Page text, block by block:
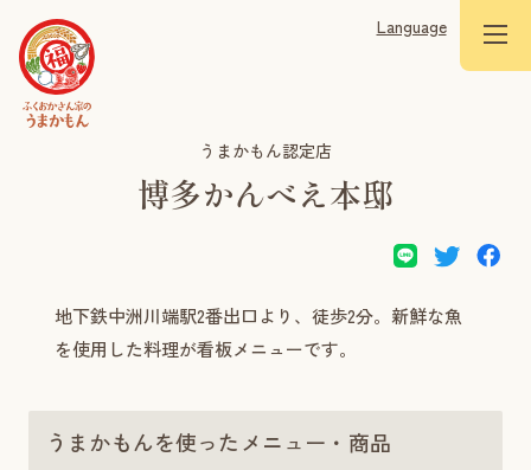
Language
うまかもん認定店
博多かんべえ本邸
地下鉄中洲川端駅2番出口より、徒歩2分。新鮮な魚
を使用した料理が看板メニューです。
うまかもんを使ったメニュー・商品